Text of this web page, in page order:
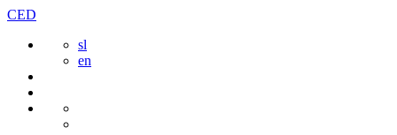
Preskoči
vsebine
CED
sl
en